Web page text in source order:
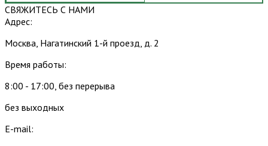
СВЯЖИТЕСЬ С НАМИ
Адрес:
Москва, Нагатинский 1-й проезд, д. 2
Время работы:
8:00 - 17:00, без перерыва
без выходных
E-mail: